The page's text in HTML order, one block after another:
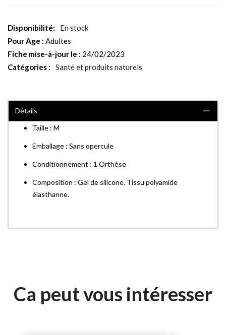
En stock
Pour Age : Adultes
Fiche mise-à-jour le : 24/02/2023
Catégories :
Santé et produits naturels
Détails
Taille : M
Emballage : Sans opercule
Conditionnement : 1 Orthèse
Composition : Gel de silicone. Tissu polyamide
élasthanne.
Ca peut vous intéresser